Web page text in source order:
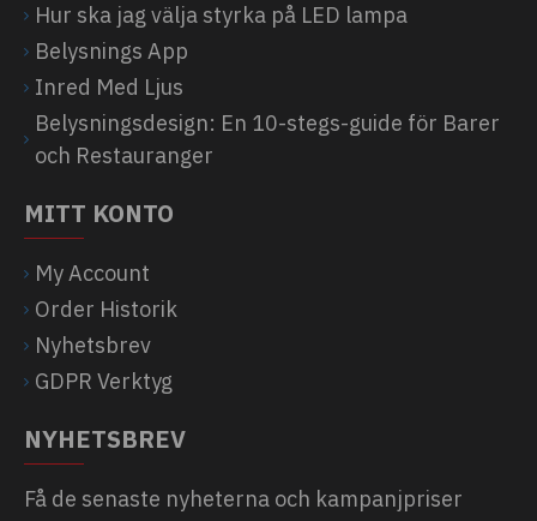
Hur ska jag välja styrka på LED lampa
Belysnings App
Inred Med Ljus
Belysningsdesign: En 10-stegs-guide för Barer
och Restauranger
MITT KONTO
My Account
Order Historik
Nyhetsbrev
GDPR Verktyg
NYHETSBREV
Få de senaste nyheterna och kampanjpriser